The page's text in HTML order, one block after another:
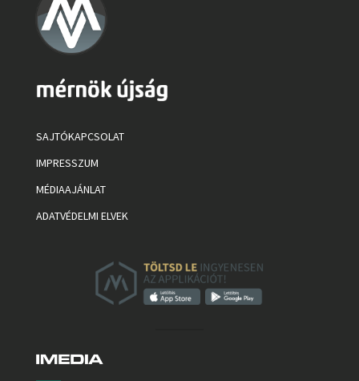
SAJTÓKAPCSOLAT
IMPRESSZUM
MÉDIAAJÁNLAT
ADATVÉDELMI ELVEK